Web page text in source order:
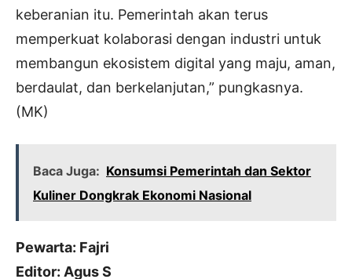
keberanian itu. Pemerintah akan terus
memperkuat kolaborasi dengan industri untuk
membangun ekosistem digital yang maju, aman,
berdaulat, dan berkelanjutan,” pungkasnya.
(MK)
Baca Juga: Konsumsi Pemerintah dan Sektor
Kuliner Dongkrak Ekonomi Nasional
Pewarta: Fajri
Editor: Agus S